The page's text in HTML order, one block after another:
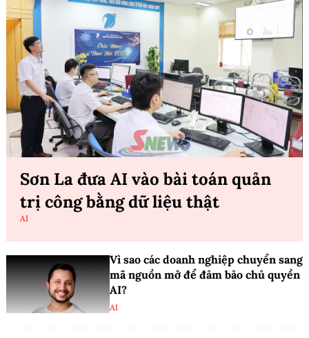
Sơn La đưa AI vào bài toán quản
trị công bằng dữ liệu thật
AI
Vì sao các doanh nghiệp chuyển sang
mã nguồn mở để đảm bảo chủ quyền
AI?
AI